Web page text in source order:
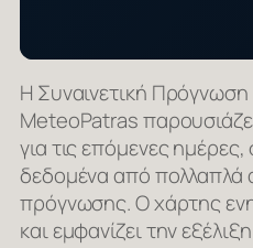
Η Συναινετική
MeteoPatras
για τις επόμενες
δεδομένα από πολλαπλά
πρόγνωσης. Ο χάρτης
και εμφανίζει την